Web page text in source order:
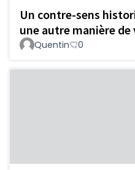
Un contre-sens
une autre manière
Quentin 0